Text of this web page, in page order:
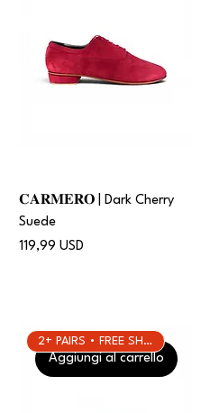
𝐂𝐀𝐑𝐌𝐄𝐑𝐎 | Dark Cherry
Suede
Prezzo
119,99 USD
Aggiungi al carrello
2+ PAIRS • FREE SHIPPING